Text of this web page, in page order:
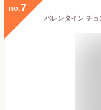
no. 7